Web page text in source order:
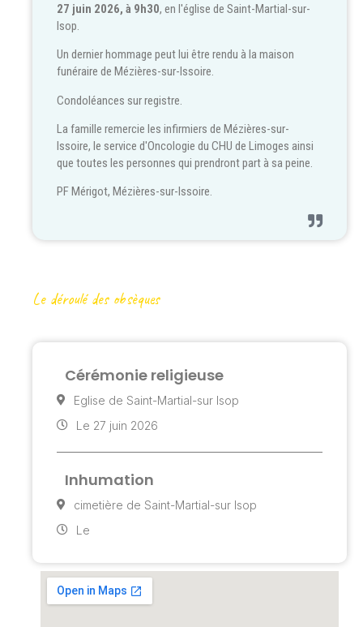
27 juin 2026, à 9h30, en l'église de Saint-Martial-sur-
Isop.
Un dernier hommage peut lui être rendu à la maison
funéraire de Mézières-sur-Issoire.
Condoléances sur registre.
La famille remercie les infirmiers de Mézières-sur-
Issoire, le service d'Oncologie du CHU de Limoges ainsi
que toutes les personnes qui prendront part à sa peine.
PF Mérigot, Mézières-sur-Issoire.
Le déroulé des obsèques
Cérémonie religieuse
Eglise de Saint-Martial-sur Isop
Le 27 juin 2026
Inhumation
cimetière de Saint-Martial-sur Isop
Le